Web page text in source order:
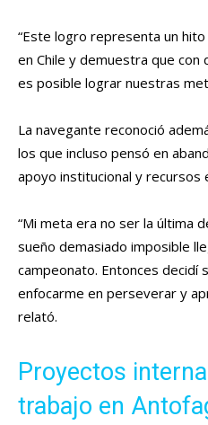
“Este logro representa un
en Chile y demuestra que con
es posible lograr nuestras
La navegante reconoció
los que incluso pensó en
apoyo institucional y recursos
“Mi meta era no ser la última
sueño demasiado imposible
campeonato. Entonces decidí
enfocarme en perseverar y
relató.
Proyectos
trabajo en